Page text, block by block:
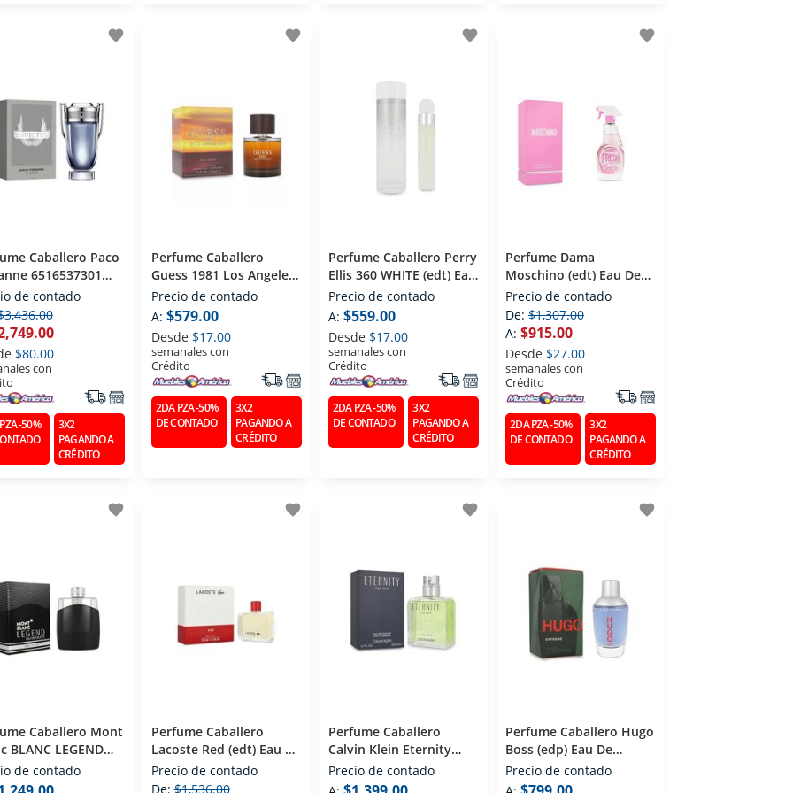
favorite
Caballero Paco
6516537301
Eau De Toilette 200
de contado
$80.00
con
-50%
3X2
PAGANDO A
CRÉDITO
favorite
Perfume Caballero
Guess 1981 Los Angeles
(edt) Eau De Toilette 100
Ml
Precio de contado
A: $579.00
Desde $17.00
semanales con
Crédito
2DA PZA -50%
DE CONTADO
3X2
PAGANDO A
CRÉDITO
favorite
Perfume Caballero Perry
Ellis 360 WHITE (edt) Eau
De Toilette 100 Ml
Precio de contado
A: $559.00
Desde $17.00
semanales con
Crédito
2DA PZA -50%
DE CONTADO
3X2
PAGANDO A
CRÉDITO
favorite
Perfume Dama
Moschino (edt) Eau De
Toilette 100 Ml
Precio de contado
De:$1,307.00
A: $915.00
Desde $27.00
semanales con
Crédito
2DA PZA -50%
DE CONTADO
3X2
PAGANDO A
CRÉDITO
favorite
Caballero Mont
BLANC LEGEND
Eau De Toilette 100
de contado
favorite
Perfume Caballero
Lacoste Red (edt) Eau De
Toilette 125 Ml
Precio de contado
De:$1,536.00
favorite
Perfume Caballero
Calvin Klein Eternity
(edt) Eau De Toilette 200
Ml
Precio de contado
favorite
Perfume Caballero Hugo
Boss (edp) Eau De
Parfum 75 Ml
Precio de contado